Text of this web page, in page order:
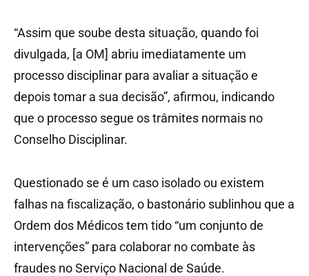
“Assim que soube desta situação, quando foi
divulgada, [a OM] abriu imediatamente um
processo disciplinar para avaliar a situação e
depois tomar a sua decisão”, afirmou, indicando
que o processo segue os trâmites normais no
Conselho Disciplinar.
Questionado se é um caso isolado ou existem
falhas na fiscalização, o bastonário sublinhou que a
Ordem dos Médicos tem tido “um conjunto de
intervenções” para colaborar no combate às
fraudes no Serviço Nacional de Saúde.